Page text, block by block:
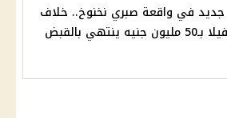
في واقعة صبري نخنوخ.. خلاف
على فيلا بـ50 مليون جنيه ينتهي بالقبض